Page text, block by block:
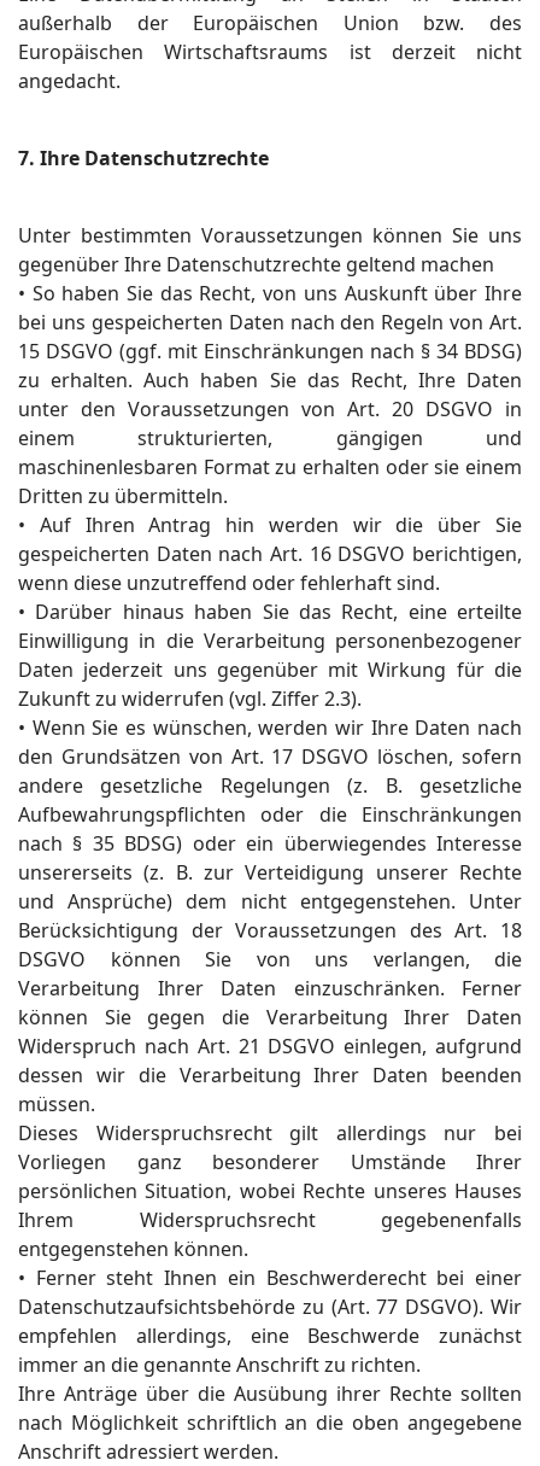
außerhalb der Europäischen Union bzw. des
Europäischen Wirtschaftsraums ist derzeit nicht
angedacht.
7. Ihre Datenschutzrechte
Unter bestimmten Voraussetzungen können Sie uns
gegenüber Ihre Datenschutzrechte geltend machen
• So haben Sie das Recht, von uns Auskunft über Ihre
bei uns gespeicherten Daten nach den Regeln von Art.
15 DSGVO (ggf. mit Einschränkungen nach § 34 BDSG)
zu erhalten. Auch haben Sie das Recht, Ihre Daten
unter den Voraussetzungen von Art. 20 DSGVO in
einem strukturierten, gängigen und
maschinenlesbaren Format zu erhalten oder sie einem
Dritten zu übermitteln.
• Auf Ihren Antrag hin werden wir die über Sie
gespeicherten Daten nach Art. 16 DSGVO berichtigen,
wenn diese unzutreffend oder fehlerhaft sind.
• Darüber hinaus haben Sie das Recht, eine erteilte
Einwilligung in die Verarbeitung personenbezogener
Daten jederzeit uns gegenüber mit Wirkung für die
Zukunft zu widerrufen (vgl. Ziffer 2.3).
• Wenn Sie es wünschen, werden wir Ihre Daten nach
den Grundsätzen von Art. 17 DSGVO löschen, sofern
andere gesetzliche Regelungen (z. B. gesetzliche
Aufbewahrungspflichten oder die Einschränkungen
nach § 35 BDSG) oder ein überwiegendes Interesse
unsererseits (z. B. zur Verteidigung unserer Rechte
und Ansprüche) dem nicht entgegenstehen. Unter
Berücksichtigung der Voraussetzungen des Art. 18
DSGVO können Sie von uns verlangen, die
Verarbeitung Ihrer Daten einzuschränken. Ferner
können Sie gegen die Verarbeitung Ihrer Daten
Widerspruch nach Art. 21 DSGVO einlegen, aufgrund
dessen wir die Verarbeitung Ihrer Daten beenden
müssen.
Dieses Widerspruchsrecht gilt allerdings nur bei
Vorliegen ganz besonderer Umstände Ihrer
persönlichen Situation, wobei Rechte unseres Hauses
Ihrem Widerspruchsrecht gegebenenfalls
entgegenstehen können.
• Ferner steht Ihnen ein Beschwerderecht bei einer
Datenschutzaufsichtsbehörde zu (Art. 77 DSGVO). Wir
empfehlen allerdings, eine Beschwerde zunächst
immer an die genannte Anschrift zu richten.
Ihre Anträge über die Ausübung ihrer Rechte sollten
nach Möglichkeit schriftlich an die oben angegebene
Anschrift adressiert werden.